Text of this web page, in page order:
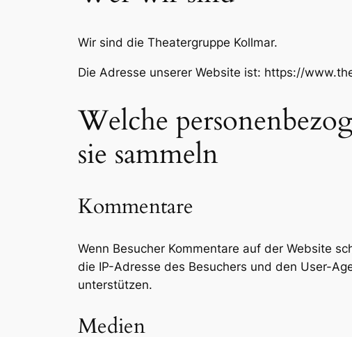
Wir sind die Theatergruppe Kollmar.
Die Adresse unserer Website ist: https://
Welche
sie sammeln
Kommentare
Wenn Besucher Kommentare auf der Website
die IP-Adresse des Besuchers und den User-
unterstützen.
Medien